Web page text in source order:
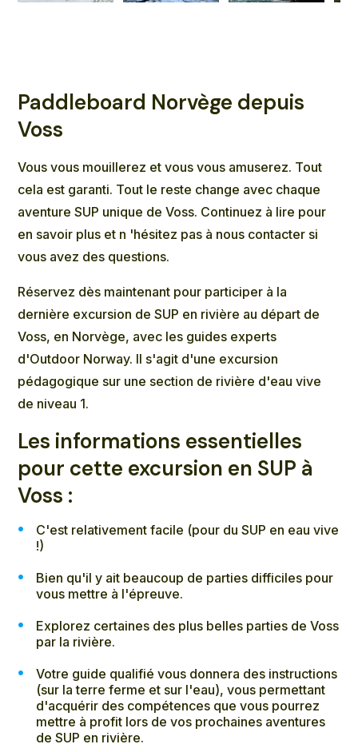
Paddleboard Norvège depuis
Voss
Vous vous mouillerez et vous vous amuserez. Tout
cela est garanti. Tout le reste change avec chaque
aventure SUP unique de Voss. Continuez à lire pour
en savoir plus et n 'hésitez pas à nous contacter si
vous avez des questions.
Réservez dès maintenant pour participer à la
dernière excursion de SUP en rivière au départ de
Voss, en Norvège, avec les guides experts
d'Outdoor Norway. Il s'agit d'une excursion
pédagogique sur une section de rivière d'eau vive
de niveau 1.
Les informations essentielles
pour cette excursion en SUP à
Voss :
C'est relativement facile (pour du SUP en eau vive
!)
Bien qu'il y ait beaucoup de parties difficiles pour
vous mettre à l'épreuve.
Explorez certaines des plus belles parties de Voss
par la rivière.
Votre guide qualifié vous donnera des instructions
(sur la terre ferme et sur l'eau), vous permettant
d'acquérir des compétences que vous pourrez
mettre à profit lors de vos prochaines aventures
de SUP en rivière.